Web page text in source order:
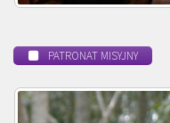
PATRONAT MISYJNY